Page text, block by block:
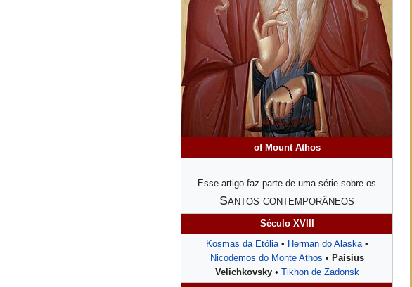
of Mount Athos
Esse artigo faz parte de uma série sobre os
Santos contemporâneos
Século XVIII
Kosmas da Etólia• Herman do Alaska•
Nicodemos do Monte Athos • Paisius
Velichkovsky• Tikhon de Zadonsk